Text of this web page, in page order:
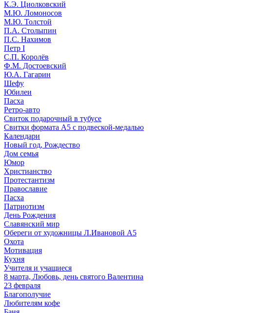
К.Э. Циолковский
М.Ю. Ломоносов
М.Ю. Толстой
П.А. Столыпин
П.С. Нахимов
Петр I
С.П. Королёв
Ф.М. Достоевский
Ю.А. Гагарин
Шефу
Юбилеи
Пасха
Ретро-авто
Свиток подарочный в тубусе
Свитки формата А5 с подвеской-медалью
Календари
Новый год, Рождество
Дом семья
Юмор
Христианство
Протестантизм
Православие
Пасха
Патриотизм
День Рождения
Славянский мир
Обереги от художницы Л.Ивановой А5
Охота
Мотивация
Кухня
Учителя и учащиеся
8 марта, Любовь, день святого Валентина
23 февраля
Благополучие
Любителям кофе